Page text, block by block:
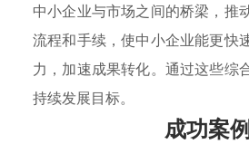
中小企业与市场之间的桥梁，推
流程和手续，使中小企业能更快
力，加速成果转化。通过这些综
持续发展目标。
成功案